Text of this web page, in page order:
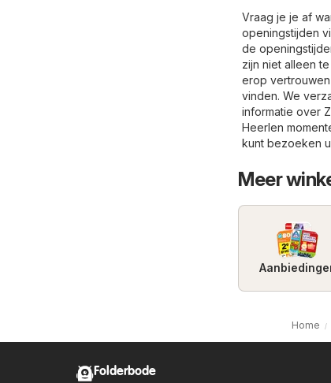
Vraag je je af
openingstijden
de
zijn niet alleen
erop
vinden. We
informatie over
Heerlen
kunt bezoeken
Meer
Home
Folderbode